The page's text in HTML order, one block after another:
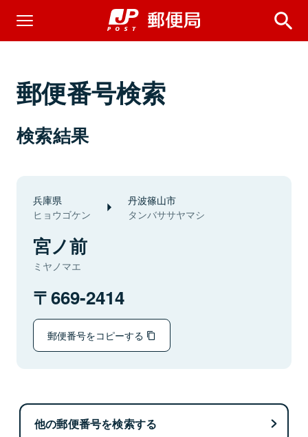
郵便番号検索
検索結果
兵庫県
ヒョウゴケン
丹波篠山市
タンバササヤマシ
宮ノ前
ミヤノマエ
669-2414
郵便番号をコピーする
他の郵便番号を検索する